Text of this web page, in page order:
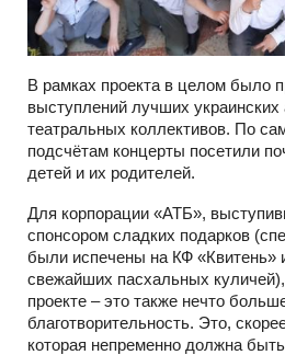
В рамках проекта в целом было
выступлений лучших украинских
театральных коллективов. По
подсчётам концерты посетили
детей и их родителей.
Для корпорации «АТБ»,
спонсором сладких подарков
были испечены на КФ «Квитень»
свежайших пасхальных
проекте – это также нечто
благотворительность. Это,
которая непременно должна